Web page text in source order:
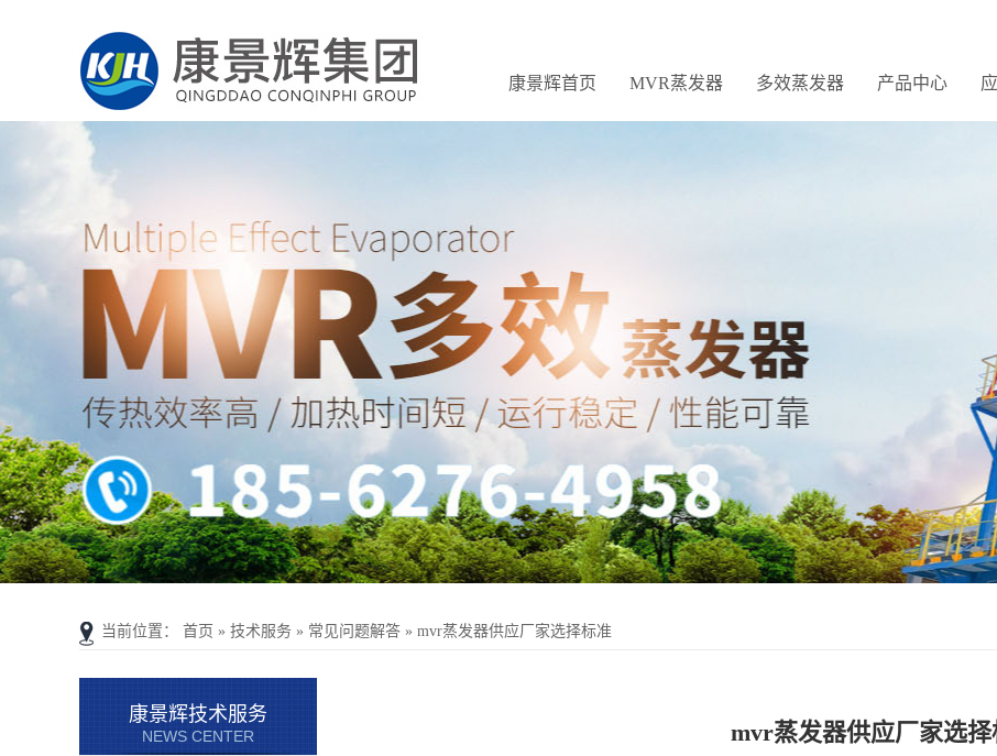
康景辉首页 MVR蒸发器 多效蒸发器 产品中心
当前位置： 首页 » 技术服务 » 常见问题解答 » mvr蒸发器供应厂家选择标准
mvr蒸发器供应厂家选择
康景辉技术服务
NEWS CENTER